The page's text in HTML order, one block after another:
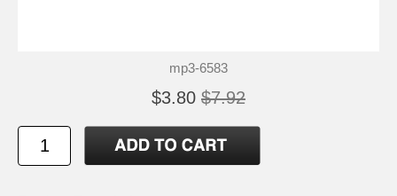
mp3-6583
$3.80 $7.92